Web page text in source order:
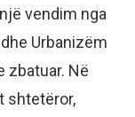
vendim nga
Urbanizëm
zbatuar. Në
shtetëror,